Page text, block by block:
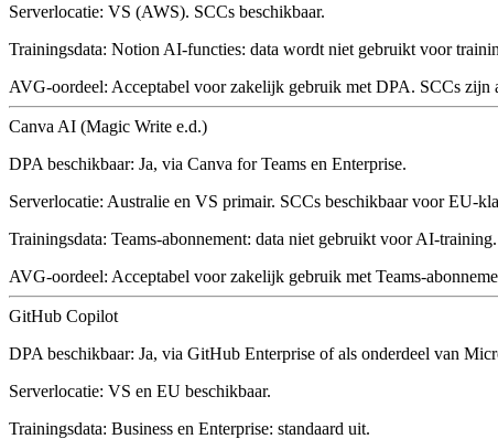
Serverlocatie: VS (AWS). SCCs beschikbaar.
Trainingsdata: Notion AI-functies: data wordt niet gebruikt voor
AVG-oordeel: Acceptabel voor zakelijk gebruik met DPA. SCCs
Canva AI (Magic Write e.d.)
DPA beschikbaar: Ja, via Canva for Teams en Enterprise.
Serverlocatie: Australie en VS primair. SCCs beschikbaar voor EU-
Trainingsdata: Teams-abonnement: data niet gebruikt voor AI-training.
AVG-oordeel: Acceptabel voor zakelijk gebruik met Teams-
GitHub Copilot
DPA beschikbaar: Ja, via GitHub Enterprise of als onderdeel van
Serverlocatie: VS en EU beschikbaar.
Trainingsdata: Business en Enterprise: standaard uit.